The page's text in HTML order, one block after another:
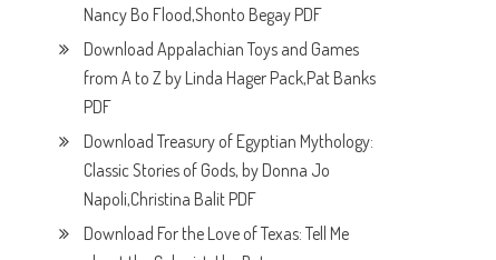
Nancy Bo Flood,Shonto Begay PDF
Download Appalachian Toys and Games
from A to Z by Linda Hager Pack,Pat Banks
PDF
Download Treasury of Egyptian Mythology:
Classic Stories of Gods, by Donna Jo
Napoli,Christina Balit PDF
Download For the Love of Texas: Tell Me